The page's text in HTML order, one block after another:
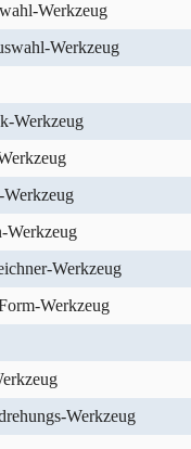
Werkzeug
Werkzeug
Werkzeug
Werkzeug
Werkzeug
Werkzeug
Werkzeug